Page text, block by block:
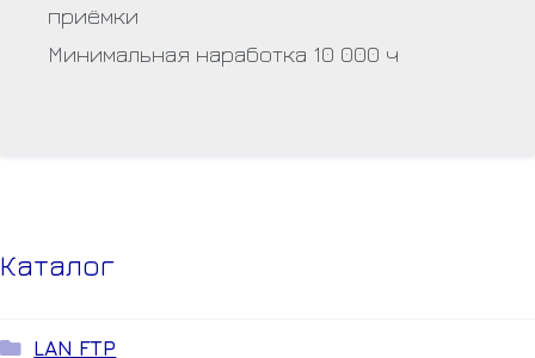
приёмки
Минимальная наработка 10 000 ч
Каталог
LAN FTP